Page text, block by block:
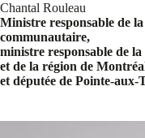
Chantal Rouleau
Ministre responsable de
communautaire,
ministre responsable de
et de la région de
et députée de Pointe-aux-